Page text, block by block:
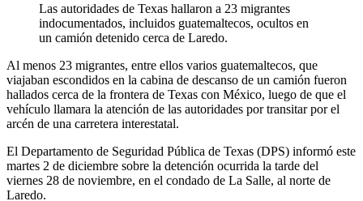
Las autoridades de Texas hallaron a 23 migrantes
indocumentados, incluidos guatemaltecos, ocultos en
un camión detenido cerca de Laredo.
Al menos 23 migrantes, entre ellos varios guatemaltecos, que
viajaban escondidos en la cabina de descanso de un camión fueron
hallados cerca de la frontera de Texas con México, luego de que el
vehículo llamara la atención de las autoridades por transitar por el
arcén de una carretera interestatal.
El Departamento de Seguridad Pública de Texas (DPS) informó este
martes 2 de diciembre sobre la detención ocurrida la tarde del
viernes 28 de noviembre, en el condado de La Salle, al norte de
Laredo.